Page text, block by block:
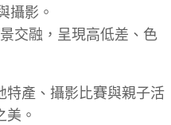
攝影。
交融，呈現高低差、色
特產、攝影比賽與親子活
美。